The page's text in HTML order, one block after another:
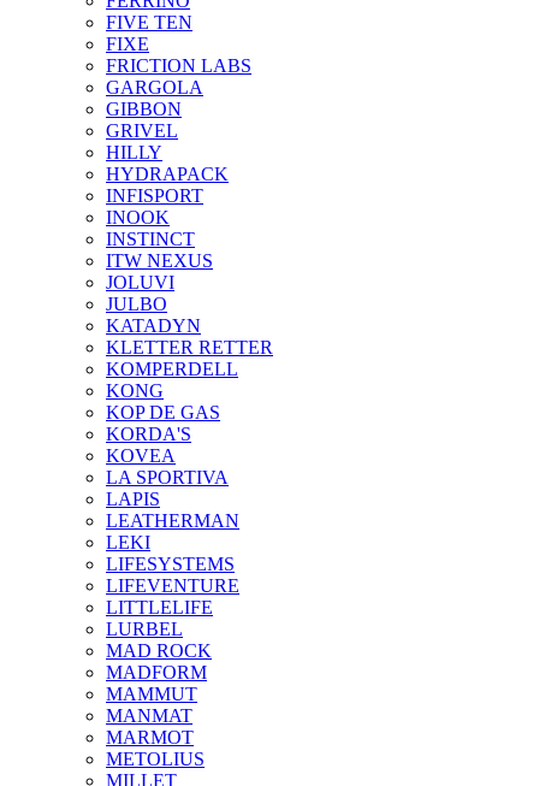
FIVE TEN
FIXE
FRICTION LABS
GARGOLA
GIBBON
GRIVEL
HILLY
HYDRAPACK
INFISPORT
INOOK
INSTINCT
ITW NEXUS
JOLUVI
JULBO
KATADYN
KLETTER RETTER
KOMPERDELL
KONG
KOP DE GAS
KORDA'S
KOVEA
LA SPORTIVA
LAPIS
LEATHERMAN
LEKI
LIFESYSTEMS
LIFEVENTURE
LITTLELIFE
LURBEL
MAD ROCK
MADFORM
MAMMUT
MANMAT
MARMOT
METOLIUS
MILLET